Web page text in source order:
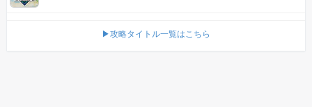
▶攻略タイトル一覧はこちら